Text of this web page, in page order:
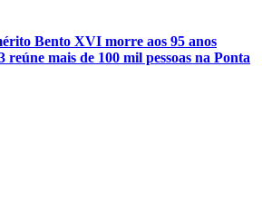
Bento XVI morre aos 95 anos
reúne mais de 100 mil pessoas na Ponta